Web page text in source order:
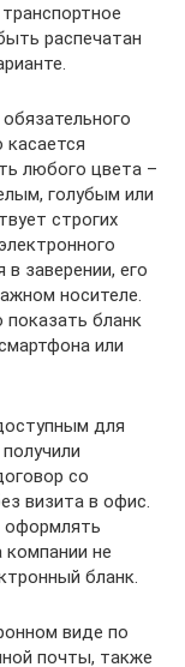
распечатан
любого цвета –
голубым или
строгих
заверении, его
носителе.
бланк
или
для
со
визита в офис.
оформлять
не
бланк.
виде по
почты, также